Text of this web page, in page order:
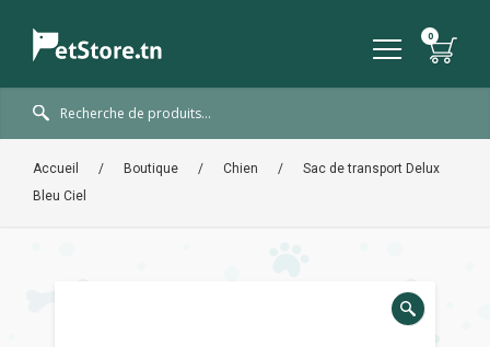
Accueil / Boutique / Chien /
Sac de transport Delux
Bleu Ciel
🔍